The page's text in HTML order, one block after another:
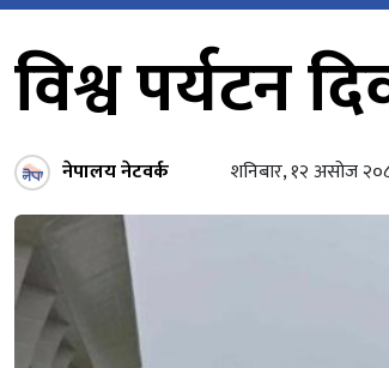
विश्व पर्यटन
नेपालय नेटवर्क शनिबार, १२ असोज